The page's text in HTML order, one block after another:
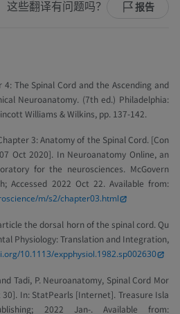
这些翻译有问题吗？ 报告
The Spinal Cord and the Ascending and
Neuroanatomy. (7th ed.) Philadelphia:
Williams & Wilkins, pp. 137-142.
3: Anatomy of the Spinal Cord. [Con
Oct 2020]. In Neuroanatomy Online, an
for the neurosciences. McGovern
; Accessed 2022 Oct 22. Available from:
m/s2/chapter03.html
the dorsal horn of the spinal cord. Qu
Physiology: Translation and Integration,
10.1113/expphysiol.1982.sp002630
Tadi, P. Neuroanatomy, Spinal Cord Mor
30]. In: StatPearls [Internet]. Treasure Isla
2022 Jan-. Available from: